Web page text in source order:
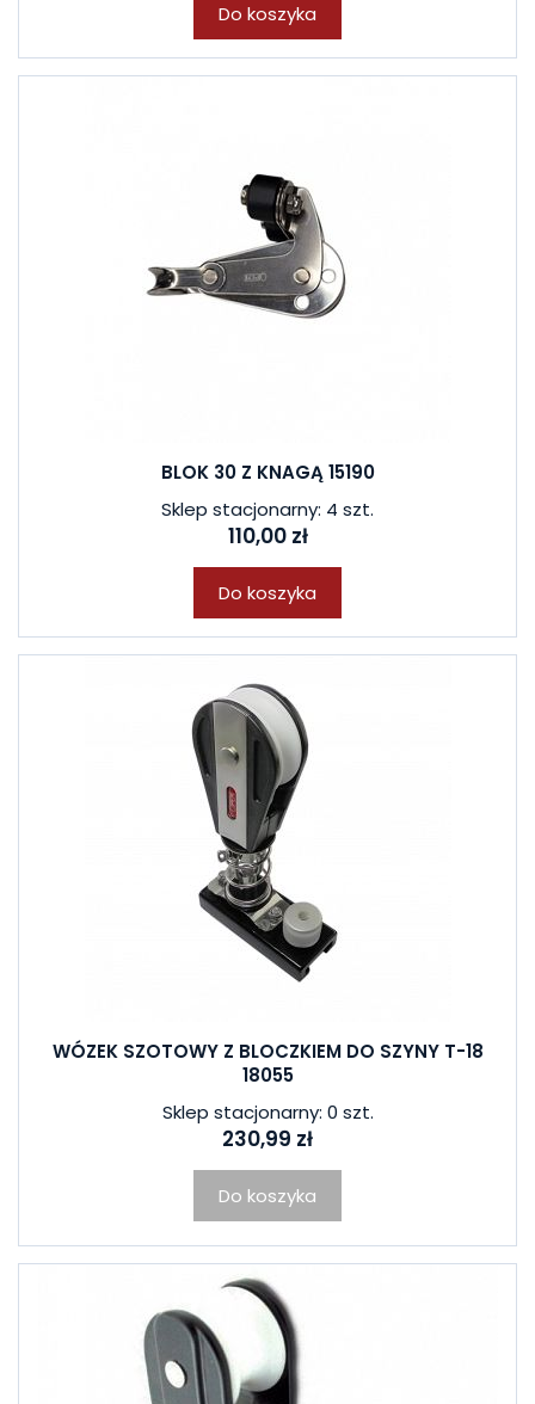
Do koszyka
BLOK 30 Z KNAGĄ 15190
Sklep stacjonarny: 4 szt.
110,00 zł
Do koszyka
WÓZEK SZOTOWY Z BLOCZKIEM DO SZYNY T-18
18055
Sklep stacjonarny: 0 szt.
230,99 zł
Do koszyka